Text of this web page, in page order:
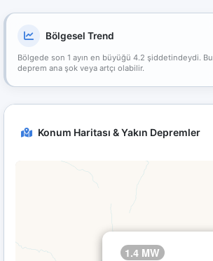
Bölgesel Trend
Bölgede son 1 ayın en büyüğü 4.2 şiddetindeydi. Bu
deprem ana şok veya artçı olabilir.
Konum Haritası & Yakın Depremler
1.4 MW